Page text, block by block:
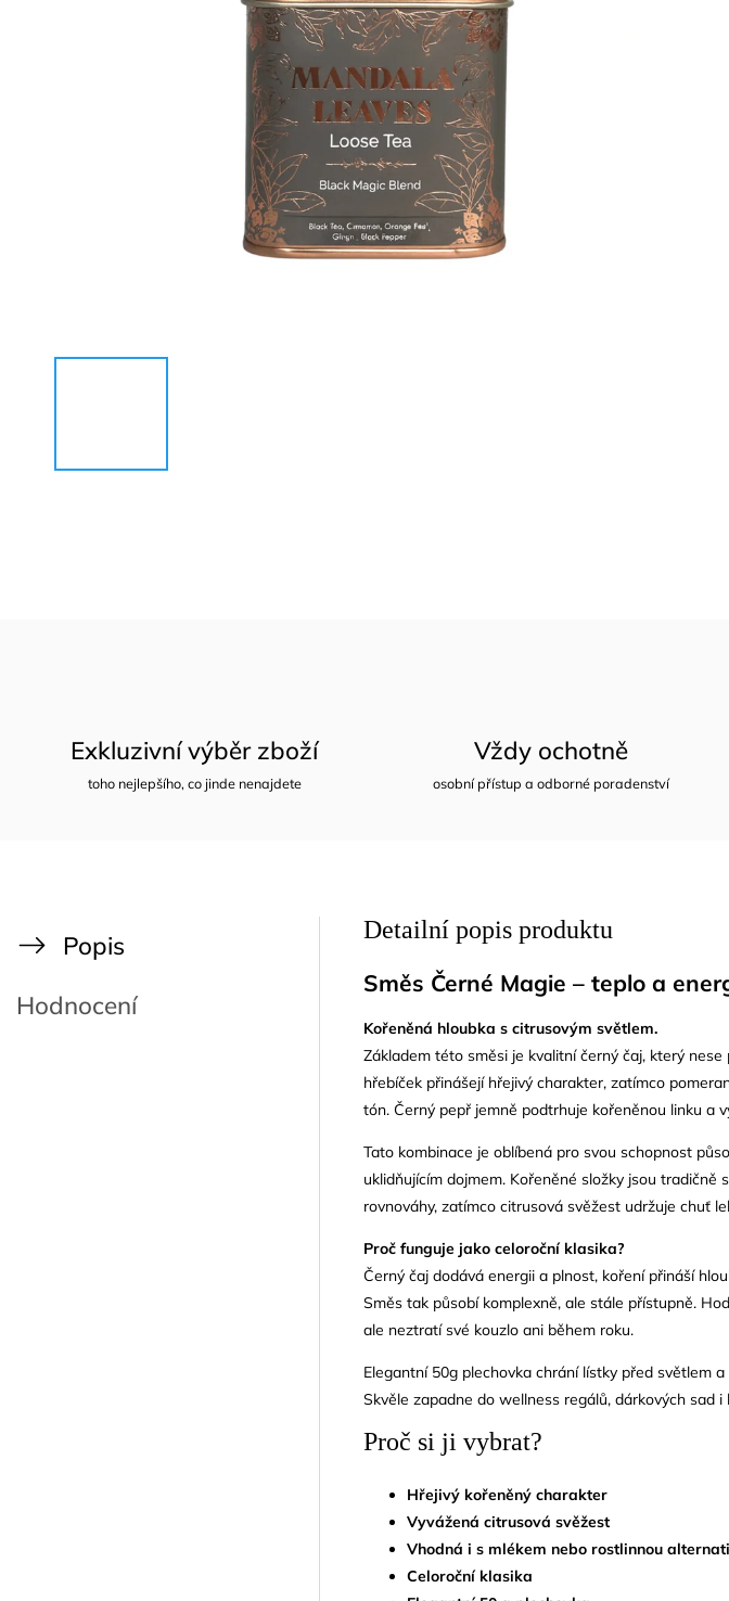
Exkluzivní výběr zboží
toho nejlepšího, co jinde nenajdete
Vždy ochotně
osobní přístup a odborné poradenství
Popis
Hodnocení
Detailní popis produktu
Směs Černé Magie – teplo a
Kořeněná hloubka s citrusovým světlem.
Základem této směsi je kvalitní černý čaj, který
hřebíček přinášejí hřejivý charakter, zatímco
tón. Černý pepř jemně podtrhuje kořeněnou linku a
Tato kombinace je oblíbená pro svou schopnost
uklidňujícím dojmem. Kořeněné složky jsou tradičně
rovnováhy, zatímco citrusová svěžest udržuje chuť
Proč funguje jako celoroční klasika?
Černý čaj dodává energii a plnost, koření přináší
Směs tak působí komplexně, ale stále přístupně.
ale neztratí své kouzlo ani během roku.
Elegantní 50g plechovka chrání lístky před světlem
Skvěle zapadne do wellness regálů, dárkových sad i
Proč si ji vybrat?
Hřejivý kořeněný charakter
Vyvážená citrusová svěžest
Vhodná i s mlékem nebo rostlinnou
Celoroční klasika